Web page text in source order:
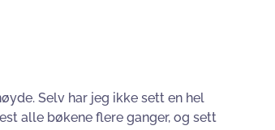
Selv har jeg ikke sett en hel
alle bøkene flere ganger, og sett